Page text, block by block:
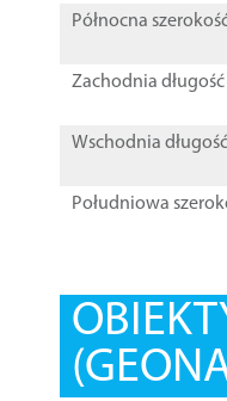
Północna
Zachodnia
Wschodnia
Południowa